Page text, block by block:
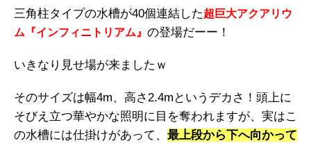
三角柱タイプの水槽が40個連結した超巨大アクアリウ
ム『インフィニトリアム』 の登場だーー！
いきなり見せ場が来ましたｗ
そのサイズは幅4m、高さ2.4mというデカさ！頭上に
そびえ立つ華やかな照明に目を奪われますが、実はこ
の水槽には仕掛けがあって、 最上段から下へ向かって